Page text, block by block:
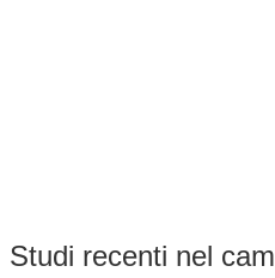
Studi recenti nel